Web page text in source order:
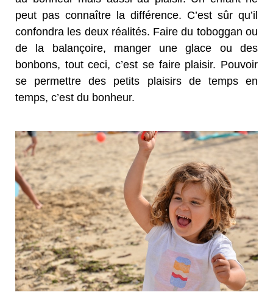
peut pas connaître la différence. C’est sûr qu’il
confondra les deux réalités. Faire du toboggan ou
de la balançoire, manger une glace ou des
bonbons, tout ceci, c’est se faire plaisir. Pouvoir
se permettre des petits plaisirs de temps en
temps, c’est du bonheur.